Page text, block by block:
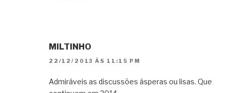
MILTINHO
22/12/2013 ÀS 11:15 PM
Admiráveis as discussões ásperas ou lisas. Que